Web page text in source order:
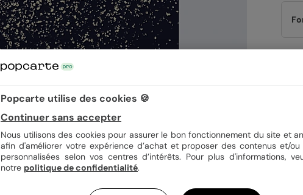
Popcarte utilise des cookies 🍪
Continuer sans accepter
Nous utilisons des cookies pour assurer le bon fonctionnement du site et
afin d'améliorer votre expérience d’achat et proposer des contenus et/
personnalisées selon vos centres d’intérêts. Pour plus d'informations,
notre politique de confidentialité.